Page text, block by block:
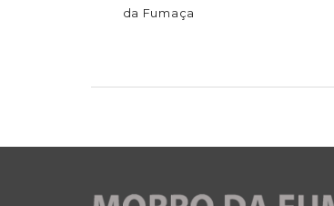
da Fumaça